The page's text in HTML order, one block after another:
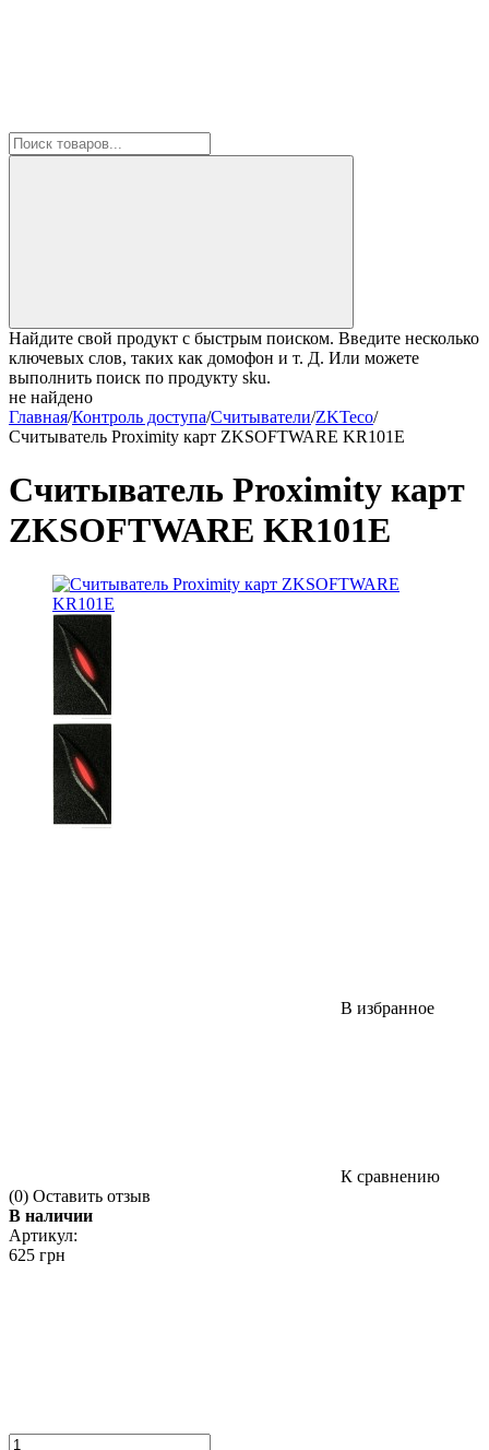
Найдите свой продукт с быстрым поиском. Введите несколько
ключевых слов, таких как домофон и т. Д. Или можете
выполнить поиск по продукту sku.
не найдено
Главная/Контроль доступа/Считыватели/ZKTeco/
Считыватель Proximity карт ZKSOFTWARE KR101E
Считыватель Proximity карт
ZKSOFTWARE KR101E
В избранное
К сравнению
(0) Оставить отзыв
В наличии
Артикул:
625 грн